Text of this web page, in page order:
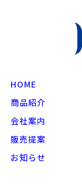
HOME
商品紹介
会社案内
販売提案
お知らせ